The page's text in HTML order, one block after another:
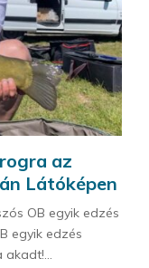
az
Látóképen
OB egyik edzés
egyik edzés